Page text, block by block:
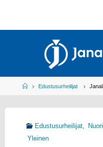
AN
HomeEdustusurheilijat
Edustusurheilijat,
Yleinen